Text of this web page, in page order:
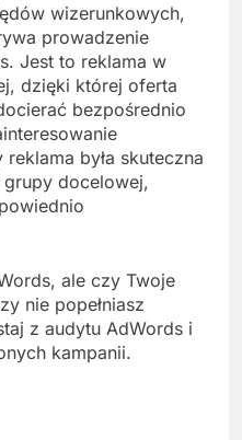
wizerunkowych,
prowadzenie
Jest to reklama w
dzięki której oferta
bezpośrednio
była skuteczna
grupy docelowej,
ale czy Twoje
nie popełniasz
z audytu AdWords i
kampanii.